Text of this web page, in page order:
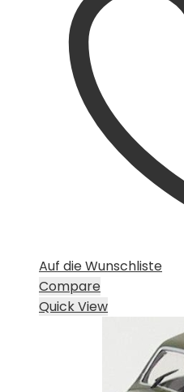
Auf die Wunschliste
Compare
Quick View